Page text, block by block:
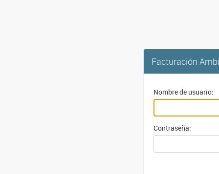
Facturación
Nombre de usuario:
Contraseña: